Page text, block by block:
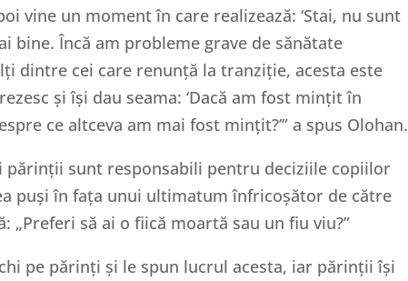
vine un moment în care realizează: ‘Stai, nu sunt
bine. Încă am probleme grave de sănătate
dintre cei care renunță la tranziție, acesta este
și își dau seama: ‘Dacă am fost mințit în
ce altceva am mai fost mințit?’” a spus Olohan.
părinții sunt responsabili pentru deciziile copiilor
puși în fața unui ultimatum înfricoșător de către
„Preferi să ai o fiică moartă sau un fiu viu?”
pe părinți și le spun lucrul acesta, iar părinții își